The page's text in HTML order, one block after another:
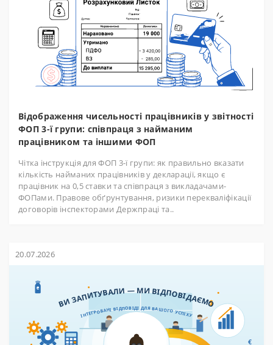
Відображення чисельності працівників у звітності
ФОП 3-ї групи: співпраця з найманим
працівником та іншими ФОП
Чітка інструкція для ФОП 3-ї групи: як правильно вказати
кількість найманих працівників у декларації, якщо є
працівник на 0,5 ставки та співпраця з викладачами-
ФОПами. Правове обґрунтування, ризики перекваліфікації
договорів інспекторами Держпраці та..
20.07.2026